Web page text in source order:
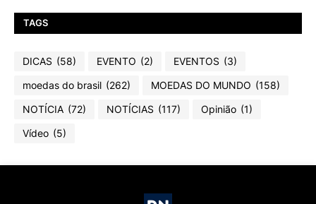
TAGS
DICAS (58) EVENTO (2) EVENTOS (3)
moedas do brasil (262) MOEDAS DO MUNDO (158)
NOTÍCIA (72) NOTÍCIAS (117) Opinião (1)
Vídeo (5)